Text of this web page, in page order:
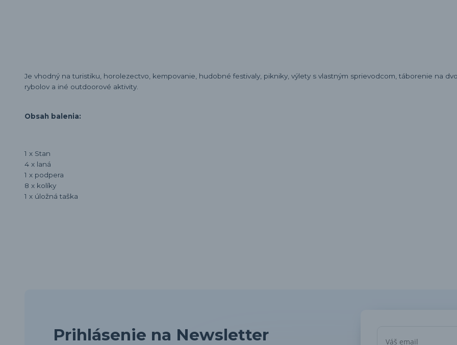
Je vhodný na turistiku, horolezectvo, kempovanie, hudobné festivaly, pikniky, výlety s vlastným sprievodcom, táborenie na
rybolov a iné outdoorové aktivity.
Obsah balenia:
1 x Stan
4 x laná
1 x podpera
8 x kolíky
1 x úložná taška
Prihlásenie na Newsletter